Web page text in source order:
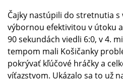
Čajky nastúpili do stretnutia s
výbornou efektivitou v útoku
90 sekundách viedli 6:0, v 4.
tempom mali Košičanky
pokrývať kľúčové hráčky a
víťazstvom. Ukázalo sa to už